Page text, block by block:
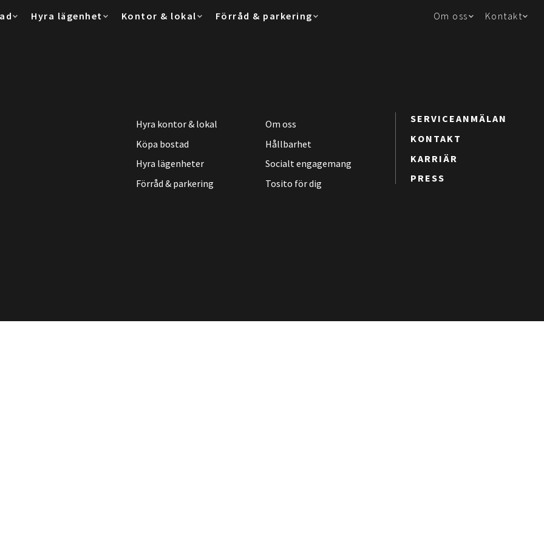
Hyra lägenhet Kontor & lokal Förråd & parkering Om oss Kontakt
Hyra kontor & lokal
Köpa bostad
Hyra lägenheter
Förråd & parkering
Om oss
Hållbarhet
Socialt engagemang
Tosito för dig
SERVICEANMÄLAN
KONTAKT
KARRIÄR
PRESS